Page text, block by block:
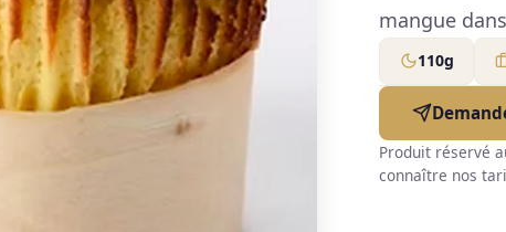
mangue
110g
Produit réservé
connaître nos